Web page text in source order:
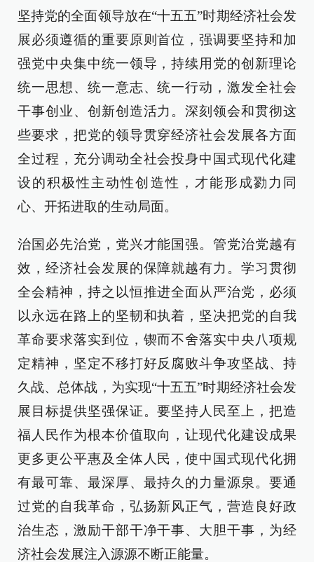
坚持党的全面领导放在“十五五”时期经济社会发
展必须遵循的重要原则首位，强调要坚持和加
强党中央集中统一领导，持续用党的创新理论
统一思想、统一意志、统一行动，激发全社会
干事创业、创新创造活力。深刻领会和贯彻这
些要求，把党的领导贯穿经济社会发展各方面
全过程，充分调动全社会投身中国式现代化建
设的积极性主动性创造性，才能形成勠力同
心、开拓进取的生动局面。
治国必先治党，党兴才能国强。管党治党越有
效，经济社会发展的保障就越有力。学习贯彻
全会精神，持之以恒推进全面从严治党，必须
以永远在路上的坚韧和执着，坚决把党的自我
革命要求落实到位，锲而不舍落实中央八项规
定精神，坚定不移打好反腐败斗争攻坚战、持
久战、总体战，为实现“十五五”时期经济社会发
展目标提供坚强保证。要坚持人民至上，把造
福人民作为根本价值取向，让现代化建设成果
更多更公平惠及全体人民，使中国式现代化拥
有最可靠、最深厚、最持久的力量源泉。要通
过党的自我革命，弘扬新风正气，营造良好政
治生态，激励干部干净干事、大胆干事，为经
济社会发展注入源源不断正能量。